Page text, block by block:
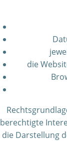
die
berechtigte
die Darstellung